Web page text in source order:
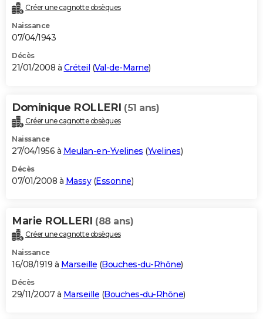
Créer une cagnotte obsèques
Naissance
07/04/1943
Décès
21/01/2008 à Créteil (Val-de-Marne)
Dominique ROLLERI (51 ans)
Créer une cagnotte obsèques
Naissance
27/04/1956 à Meulan-en-Yvelines (Yvelines)
Décès
07/01/2008 à Massy(Essonne)
Marie ROLLERI (88 ans)
Créer une cagnotte obsèques
Naissance
16/08/1919 à Marseille (Bouches-du-Rhône)
Décès
29/11/2007 à Marseille (Bouches-du-Rhône)